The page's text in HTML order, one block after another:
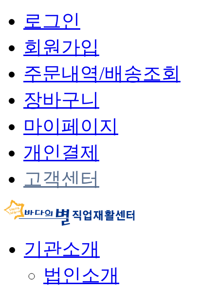
로그인
회원가입
주문내역/배송조회
장바구니
마이페이지
개인결제
고객센터
기관소개
법인소개